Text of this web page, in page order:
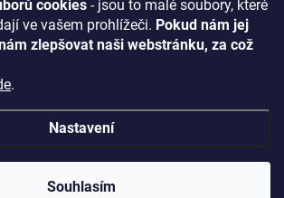
cookies - jsou to malé soubory, které
ve vašem prohlížeči. Pokud nám jej
zlepšovat naši webstránku, za což
.
Nastavení
Souhlasím
524
CRYSTAL. Všechna práva vyhrazena.Upravit
nastavení cookies